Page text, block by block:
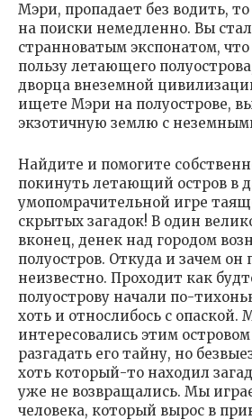
Мэри, пропадает без водить,
на поиски немедленно. Вы
странноватым экспонатом,
пользу летающего
дворца внеземной
ищете Мэри на полуострове,
экзотичную землю с
Найдите и помогите
покинуть летающий остров в
умопомрачительной игре
скрытых загадок! В один
вконец, денек над городом
полуостров. Откуда и зачем он
неизвестно. Проходит как
полуострову начали по-
хоть и относлибось с опаской.
интересовались этим
разгадать его тайну, но
хоть который-то находил
уже не возвращались. Мы
человека, который вырос в